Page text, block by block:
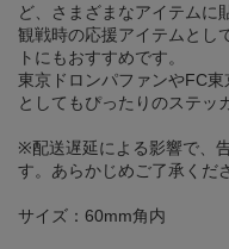
ど、さまざまなアイテムに
観戦時の応援アイテムとし
トにもおすすめです。
東京ドロンパファンやFC
としてもぴったりのステッ
※配送遅延による影響で、
す。あらかじめご了承くだ
サイズ：60mm角内